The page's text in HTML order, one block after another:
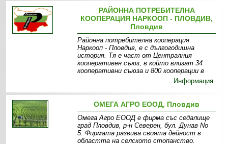
РАЙОННА ПОТРЕБИТЕЛНА
КООПЕРАЦИЯ НАРКООП - ПЛОВДИВ,
Пловдив
Районна потребителна кооперация
Наркооп - Пловдив, е с дългогодишна
история. Тя е част от Централния
кооперативен съюз, в който влизат 34
кооперативни съюза и 800 кооперации в
Информация
ОМЕГА АГРО ЕООД, Пловдив
Омега Агро ЕООД е фирма със седалище
град Пловдив, р-н Северен, бул. Дунав No
5. Фирмата развива своята дейност в
областта на селското стопанство.